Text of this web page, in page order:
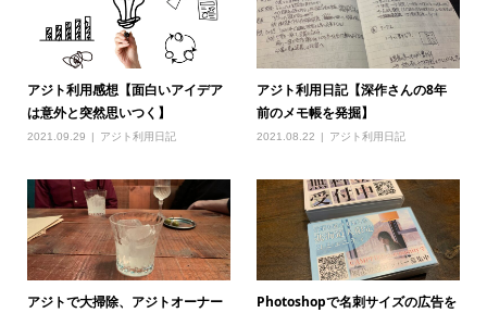
アジト利用感想【面白いアイデア
は意外と突然思いつく】
2021.09.29 アジト利用日記
アジト利用日記【深作さんの8年
前のメモ帳を発掘】
2021.08.22 アジト利用日記
アジトで大掃除、アジトオーナー
Photoshopで名刺サイズの広告を